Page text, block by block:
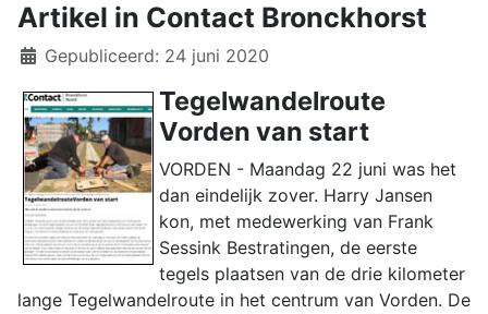
Artikel in Contact Bronckhorst
DetailsGepubliceerd: 24 juni 2020
Tegelwandelroute
Vorden van start
VORDEN - Maandag 22 juni was het
dan eindelijk zover. Harry Jansen
kon, met medewerking van Frank
Sessink Bestratingen, de eerste
tegels plaatsen van de drie kilometer
lange Tegelwandelroute in het centrum van Vorden. De